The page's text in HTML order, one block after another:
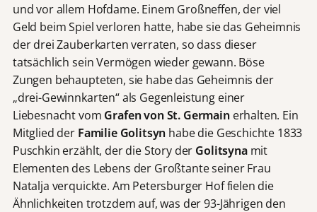
und vor allem Hofdame. Einem Großneffen, der viel
Geld beim Spiel verloren hatte, habe sie das Geheimnis
der drei Zauberkarten verraten, so dass dieser
tatsächlich sein Vermögen wieder gewann. Böse
Zungen behaupteten, sie habe das Geheimnis der
„drei-Gewinnkarten“ als Gegenleistung einer
Liebesnacht vom Grafen von St. Germainerhalten. Ein
Mitglied der Familie Golitsyn habe die Geschichte 1833
Puschkin erzählt, der die Story der Golitsynamit
Elementen des Lebens der Großtante seiner Frau
Natalja verquickte. Am Petersburger Hof fielen die
Ähnlichkeiten trotzdem auf, was der 93-Jährigen den